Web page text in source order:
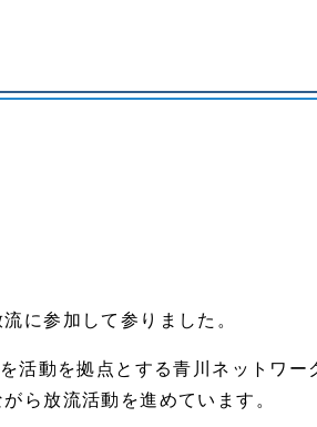
に参加して参りました。
活動を拠点とする青川ネットワ
ら放流活動を進めています。